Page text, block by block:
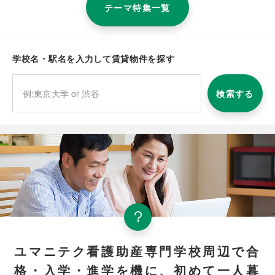
テーマ特集一覧
学校名・駅名を入力して賃貸物件を探す
検索する
ユマニテク看護助産専門学校周辺で合
格・入学・進学を機に、初めて一人暮